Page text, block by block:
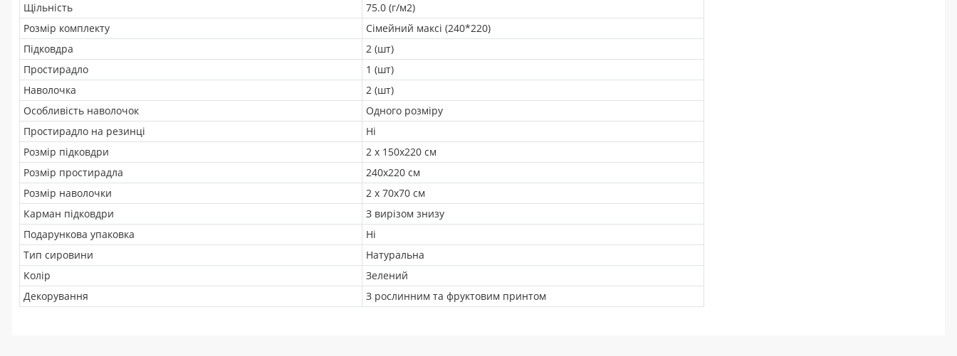
Щільність
75.0 (г/м2)
Розмір комплекту
Сімейний максі (240*220)
Підковдра
2 (шт)
Простирадло
1 (шт)
Наволочка
2 (шт)
Особливість наволочок
Одного розміру
Простирадло на резинці
Ні
Розмір підковдри
2 х 150х220 см
Розмір простирадла
240х220 см
Розмір наволочки
2 х 70х70 см
Карман підковдри
З вирізом знизу
Подарункова упаковка
Ні
Тип сировини
Натуральна
Колір
Зелений
Декорування
З рослинним та фруктовим принтом